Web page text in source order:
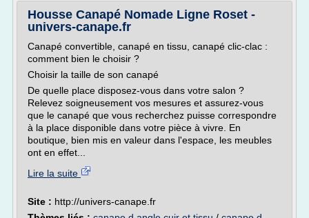
Housse Canapé Nomade Ligne Roset -
univers-canape.fr
Canapé convertible, canapé en tissu, canapé clic-clac :
comment bien le choisir ?
Choisir la taille de son canapé
De quelle place disposez-vous dans votre salon ?
Relevez soigneusement vos mesures et assurez-vous
que le canapé que vous recherchez puisse correspondre
à la place disponible dans votre pièce à vivre. En
boutique, bien mis en valeur dans l'espace, les meubles
ont en effet...
Lire la suite
Site : http://univers-canape.fr